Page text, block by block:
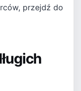
przejdź do